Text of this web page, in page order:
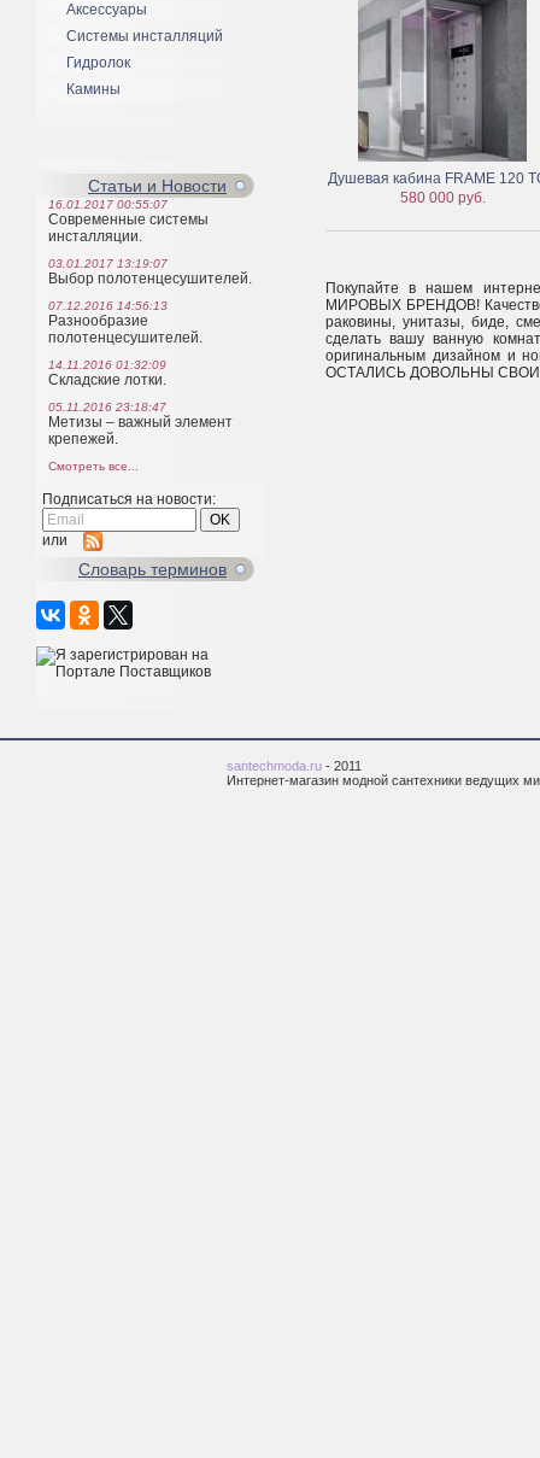
Аксессуары
Системы инсталляций
Гидролок
Камины
Статьи и Новости
16.01.2017 00:55:07
Современные системы
инсталляции.
03.01.2017 13:19:07
Выбор полотенцесушителей.
07.12.2016 14:56:13
Разнообразие
полотенцесушителей.
14.11.2016 01:32:09
Складские лотки.
05.11.2016 23:18:47
Метизы – важный элемент
крепежей.
Смотреть все...
Подписаться на новости:
или
Cловарь терминов
Душевая кабина FRAME 120
580 000 руб.
Покупайте в нашем
МИРОВЫХ БРЕНДОВ!
раковины, унитазы, биде,
сделать вашу ванную
оригинальным дизайном и
ОСТАЛИСЬ ДОВОЛЬНЫ
santechmoda.ru - 2011
Интернет-магазин модной сантехники ведущих